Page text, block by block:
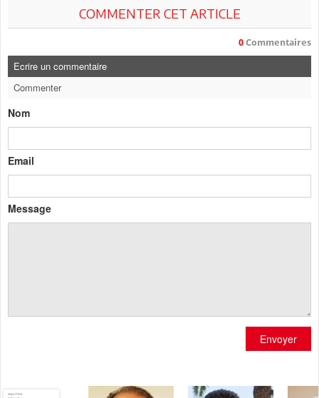
COMMENTER CET ARTICLE
0 Commentaires
Ecrire un commentaire
Commenter
Nom
Email
Message
Envoyer